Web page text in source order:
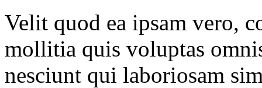
Velit quod ea ipsam vero,
mollitia quis voluptas
nesciunt qui laboriosam